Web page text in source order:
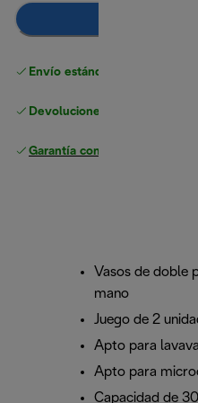
Envío estándar gratuito
Devoluciones gratuitas
Garantía completa
Vasos de doble
mano
Juego de 2
Apto para
Apto para
Capacidad de